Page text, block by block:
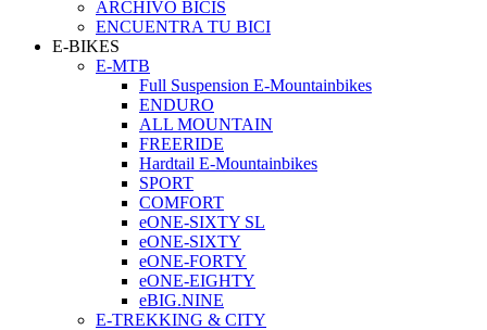
ARCHIVO BICIS
ENCUENTRA TU BICI
E-BIKES
E-MTB
Full Suspension E-Mountainbikes
ENDURO
ALL MOUNTAIN
FREERIDE
Hardtail E-Mountainbikes
SPORT
COMFORT
eONE-SIXTY SL
eONE-SIXTY
eONE-FORTY
eONE-EIGHTY
eBIG.NINE
E-TREKKING & CITY